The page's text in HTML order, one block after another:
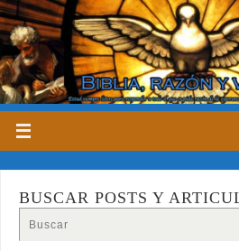
BUSCAR POSTS Y